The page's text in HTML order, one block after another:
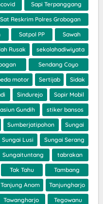
Sapi Terpanggang
Sat Reskrim Polres Grobogan
Satpol PP Sawah
Rusak sekolahadiwiyata
Sendang Coyo
motor Sertijab Sidak
Sindurejo Sopir Mobil
Gundih stiker bansos
Sumberjatipohon Sungai
Sungai Lusi Sungai Serang
Sungaituntang tabrakan
Tak Tahu Tambang
Tanjung Anom Tanjungharjo
Tawangharjo Tegowanu